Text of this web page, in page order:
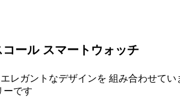
ール スマートウォッチ
レガントなデザインを 組み合わせて
ーです